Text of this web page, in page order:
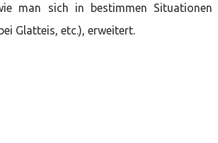
man sich in bestimmen Situationen
Glatteis, etc.), erweitert.